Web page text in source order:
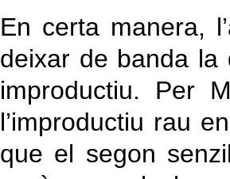
En certa manera,
deixar de banda la
improductiu. Per
l’improductiu rau
que el segon